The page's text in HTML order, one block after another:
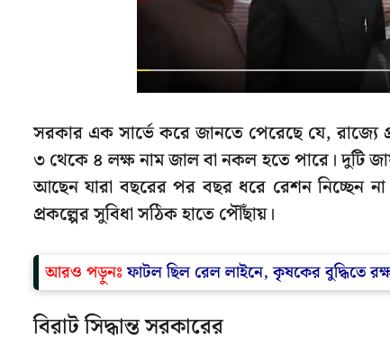
সরকার এক সার্ভে করে জানতে পেরেছে যে, রাজ্যে
৩ থেকে ৪ লক্ষ নাম জাল বা নকল হতে পারে। দুটি
আছেন যারা বছরের পর বছর ধরে রেশন নিচ্ছেন
প্রকল্পের সুবিধা সঠিক হাতে পৌঁছায়।
আরও পড়ুনঃফাটল ছিল রেল লাইনে, কৃষকের বুদ্ধিতে
বিরাট সিদ্ধান্ত সরকারের